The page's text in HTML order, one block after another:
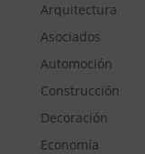
Arquitectura
Asociados
Automoción
Construcción
Decoración
Economía